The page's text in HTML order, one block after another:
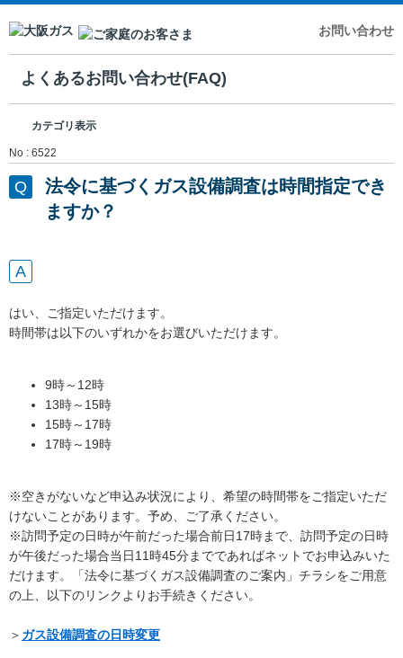
お問い合わせ
よくあるお問い合わせ(FAQ)
カテゴリ表示
No : 6522
法令に基づくガス設備調査は時間指定でき
ますか？
はい、ご指定いただけます。
時間帯は以下のいずれかをお選びいただけます。
9時～12時
13時～15時
15時～17時
17時～19時
※空きがないなど申込み状況により、希望の時間帯をご指定いただ
けないことがあります。予め、ご了承ください。
※訪問予定の日時が午前だった場合前日17時まで、訪問予定の日時
が午後だった場合当日11時45分までであればネットでお申込みいた
だけます。「法令に基づくガス設備調査のご案内」チラシをご用意
の上、以下のリンクよりお手続きください。
＞ ガス設備調査の日時変更